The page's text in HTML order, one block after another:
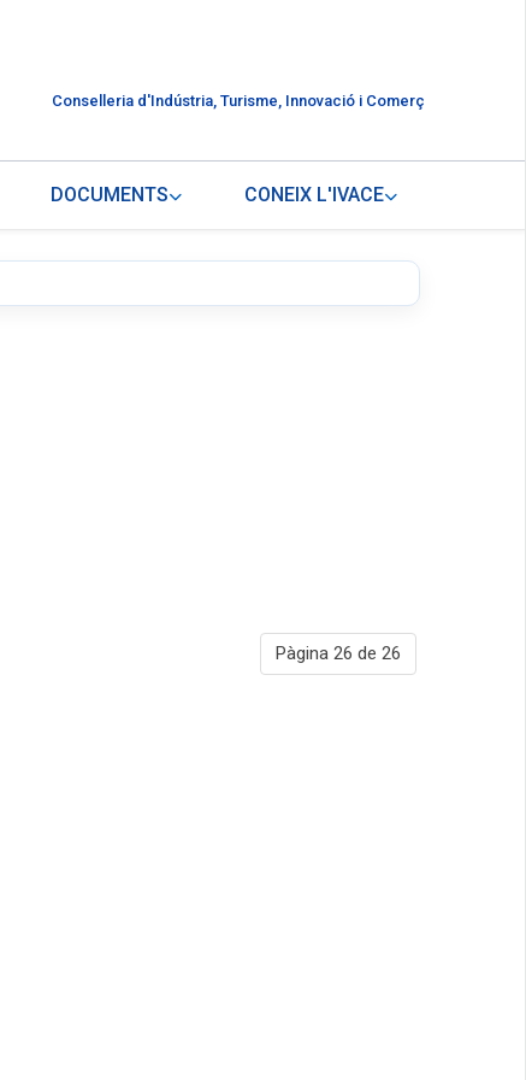
Conselleria d'Indústria, Turisme, Innovació i Comerç
DOCUMENTS CONEIX L'IVACE
Pàgina 26 de 26